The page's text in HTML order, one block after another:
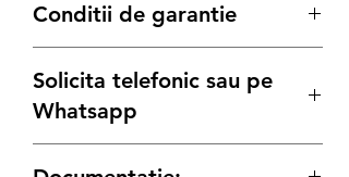
Conditii de garantie
produse este conform legii de:
12 lunipentru achizitiile pe Persoana
Solicita telefonic sau pe
Whatsapp